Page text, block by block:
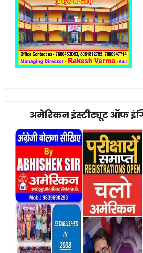
अमेरिकन इंस्टीट्यूट ऑफ